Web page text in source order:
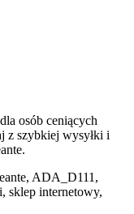
osób ceniących
z szybkiej wysyłki i
ADA_D111,
sklep internetowy,